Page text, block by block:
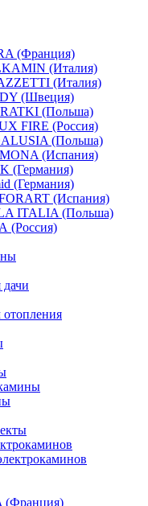
(Франция)
(Италия)
(Италия)
(Швеция)
(Польша)
FIRE (Россия)
(Польша)
(Испания)
(Германия)
(Германия)
(Испания)
ITALIA (Польша)
(Россия)
(Франция)